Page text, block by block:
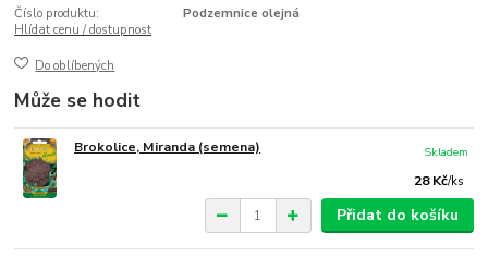
Číslo produktu:
Podzemnice olejná
Hlídat cenu / dostupnost
Do oblíbených
Může se hodit
Brokolice, Miranda (semena)
28 Kč/ks
Skladem
Přidat do košíku